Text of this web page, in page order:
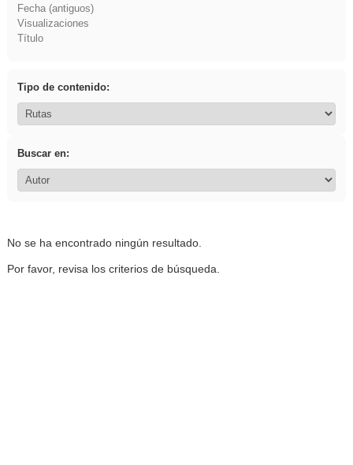
Fecha (antiguos)
Visualizaciones
Título
Tipo de contenido:
Buscar en:
No se ha encontrado ningún resultado.
Por favor, revisa los criterios de búsqueda.